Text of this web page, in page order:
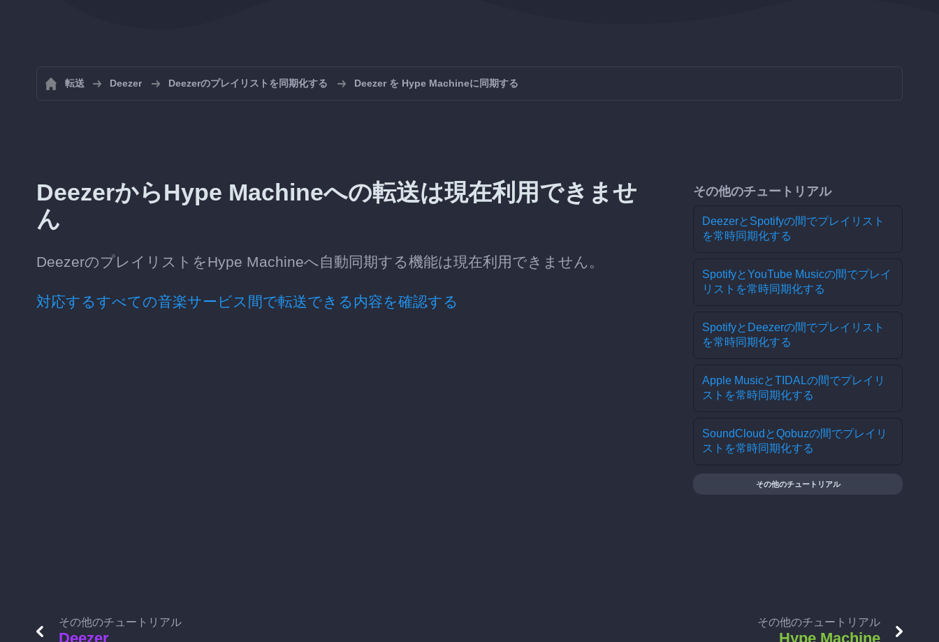
転送 Deezer Deezerのプレイリストを同期化する Deezer を Hype Machineに同期する
DeezerからHype Machineへの転送は現在利用できませ
ん
DeezerのプレイリストをHype Machineへ自動同期する機能は現在利用できません。
対応するすべての音楽サービス間で転送できる内容を確認する
その他のチュートリアル
DeezerとSpotifyの間でプレイリスト
を常時同期化する
SpotifyとYouTube Musicの間でプレイ
リストを常時同期化する
SpotifyとDeezerの間でプレイリスト
を常時同期化する
Apple MusicとTIDALの間でプレイリ
ストを常時同期化する
SoundCloudとQobuzの間でプレイリ
ストを常時同期化する
その他のチュートリアル
その他のチュートリアル
Deezer
その他のチュートリアル
Hype Machine